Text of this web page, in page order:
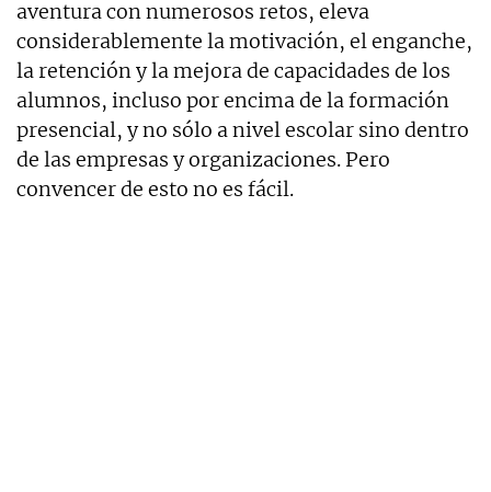
aventura con numerosos retos, eleva
considerablemente la motivación, el enganche,
la retención y la mejora de capacidades de los
alumnos, incluso por encima de la formación
presencial, y no sólo a nivel escolar sino dentro
de las empresas y organizaciones. Pero
convencer de esto no es fácil.